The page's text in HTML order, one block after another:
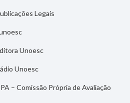
Legais
Unoesc
Unoesc
– Comissão Própria de Avaliação